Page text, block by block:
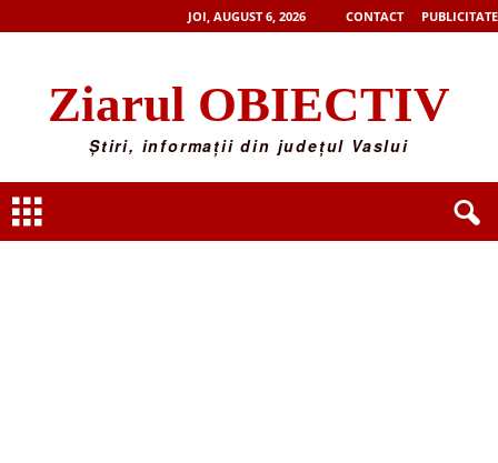
JOI, AUGUST 6, 2026 CONTACT PUBLICITATE
Ziarul OBIECTIV
Știri, informații din județul Vaslui